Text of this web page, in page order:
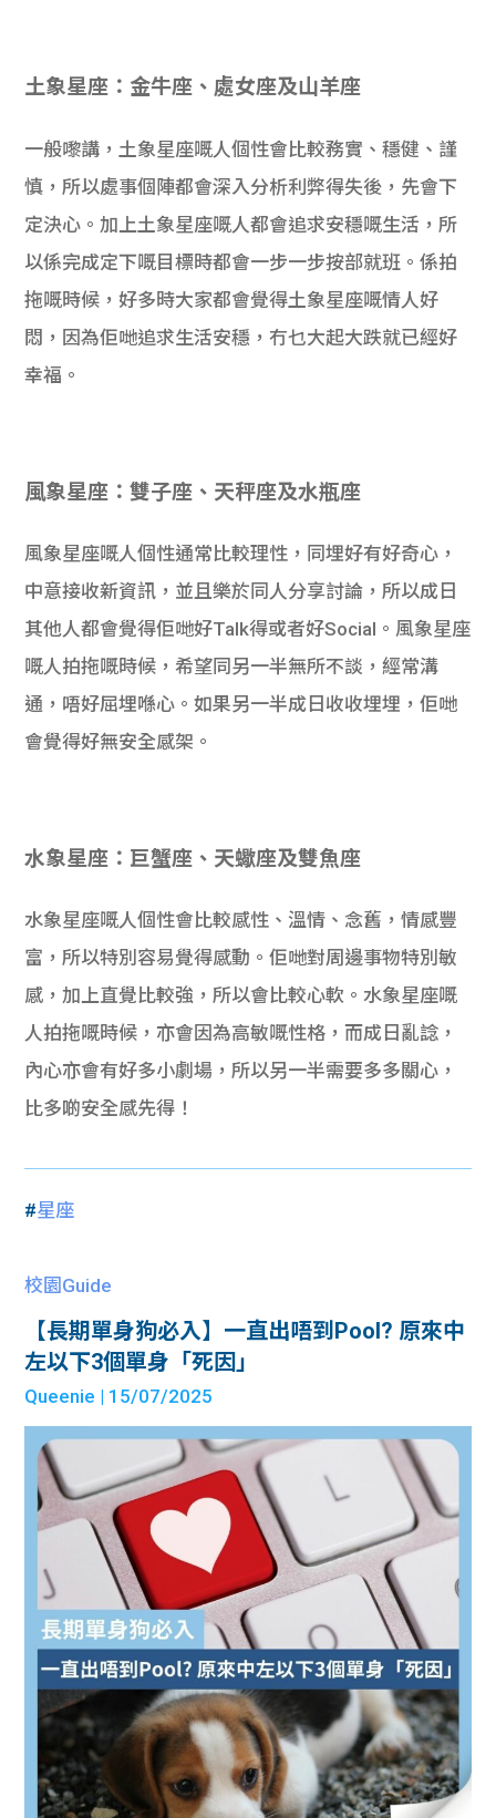
土象星座：金牛座、處女座及山羊座
一般嚟講，土象星座嘅人個性會比較務實、穩健、謹
慎，所以處事個陣都會深入分析利弊得失後，先會下
定決心。加上土象星座嘅人都會追求安穩嘅生活，所
以係完成定下嘅目標時都會一步一步按部就班。係拍
拖嘅時候，好多時大家都會覺得土象星座嘅情人好
悶，因為佢哋追求生活安穩，冇乜大起大跌就已經好
幸福。
風象星座：雙子座、天秤座及水瓶座
風象星座嘅人個性通常比較理性，同埋好有好奇心，
中意接收新資訊，並且樂於同人分享討論，所以成日
其他人都會覺得佢哋好Talk得或者好Social。風象星座
嘅人拍拖嘅時候，希望同另一半無所不談，經常溝
通，唔好屈埋喺心。如果另一半成日收收埋埋，佢哋
會覺得好無安全感架。
水象星座：巨蟹座、天蠍座及雙魚座
水象星座嘅人個性會比較感性、溫情、念舊，情感豐
富，所以特別容易覺得感動。佢哋對周邊事物特別敏
感，加上直覺比較強，所以會比較心軟。水象星座嘅
人拍拖嘅時候，亦會因為高敏嘅性格，而成日亂諗，
內心亦會有好多小劇場，所以另一半需要多多關心，
比多啲安全感先得！
#星座
校園Guide
【長期單身狗必入】一直出唔到Pool? 原來中
左以下3個單身「死因」
Queenie | 15/07/2025